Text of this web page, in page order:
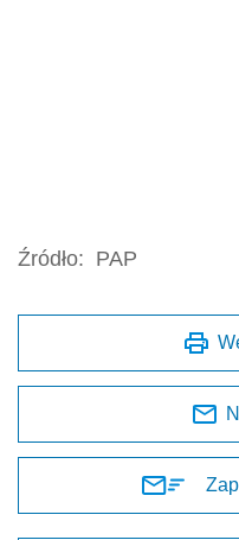
Źródło: PAP